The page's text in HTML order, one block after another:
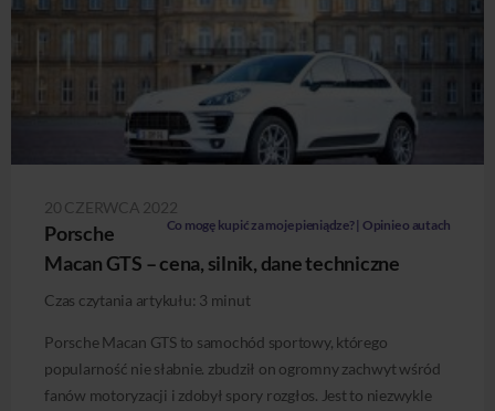
20 CZERWCA 2022
Co mogę kupić za moje pieniądze? | Opinie o autach
Porsche
Macan GTS – cena, silnik, dane techniczne
Czas czytania artykułu: 3 minut
Porsche Macan GTS to samochód sportowy, którego
popularność nie słabnie. zbudził on ogromny zachwyt wśród
fanów motoryzacji i zdobył spory rozgłos. Jest to niezwykle